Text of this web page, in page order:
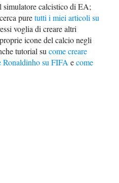
calcistico di EA;
puretutti i miei articoli su
voglia di creare altri
icone del calcio negli
tutorial sucome creare
Ronaldinho su FIFA ecome